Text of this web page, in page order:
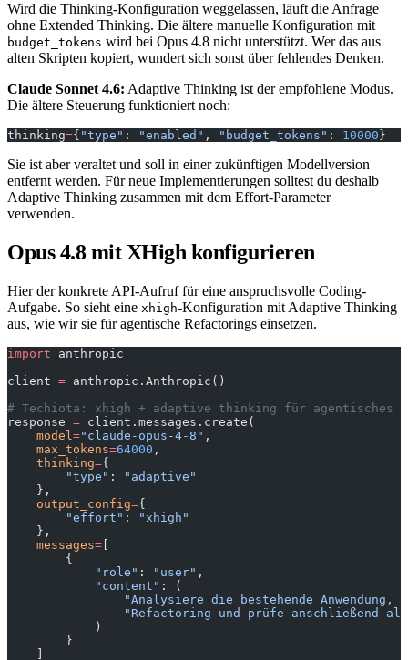
Wird die Thinking-Konfiguration weggelassen, läuft die Anfrage
ohne Extended Thinking. Die ältere manuelle Konfiguration mit
budget_tokens wird bei Opus 4.8 nicht unterstützt. Wer das aus
alten Skripten kopiert, wundert sich sonst über fehlendes Denken.
Claude Sonnet 4.6: Adaptive Thinking ist der empfohlene Modus.
Die ältere Steuerung funktioniert noch:
thinking={ "type" : "enabled" , "budget_tokens" : 10000 }
Sie ist aber veraltet und soll in einer zukünftigen Modellversion
entfernt werden. Für neue Implementierungen solltest du deshalb
Adaptive Thinking zusammen mit dem Effort-Parameter
verwenden.
Opus 4.8 mit XHigh konfigurieren
Hier der konkrete API-Aufruf für eine anspruchsvolle Coding-
Aufgabe. So sieht eine xhigh-Konfiguration mit Adaptive Thinking
aus, wie wir sie für agentische Refactorings einsetzen.
import anthropic
client = anthropic.Anthropic()
# Techiota: xhigh + adaptive thinking für agentisches
response = client.messages.create(
    model
="claude-opus-4-8" ,
    max_tokens
=64000 ,
    thinking
={
        "type"
:
"adaptive"
    },
    output_config
={
        "effort"
:
"xhigh"
    },
    messages
=
        {
            "role"
: "user" ,
            "content"
: (
"Analysiere die bestehende Anwendung,
"Refactoring und prüfe anschließend
            )
        }